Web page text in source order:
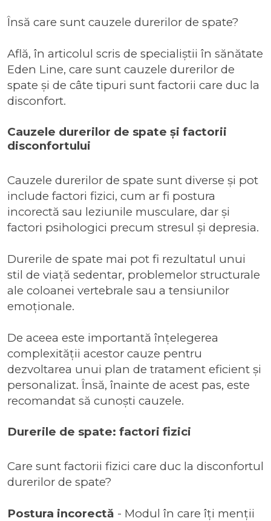
Însă care sunt cauzele durerilor de spate?
Află, în articolul scris de specialiștii în sănătate
Eden Line, care sunt cauzele durerilor de
spate și de câte tipuri sunt factorii care duc la
disconfort.
Cauzele durerilor de spate și factorii
disconfortului
Cauzele durerilor de spate sunt diverse și pot
include factori fizici, cum ar fi postura
incorectă sau leziunile musculare, dar și
factori psihologici precum stresul și depresia.
Durerile de spate mai pot fi rezultatul unui
stil de viață sedentar, problemelor structurale
ale coloanei vertebrale sau a tensiunilor
emoționale.
De aceea este importantă înțelegerea
complexității acestor cauze pentru
dezvoltarea unui plan de tratament eficient și
personalizat. Însă, înainte de acest pas, este
recomandat să cunoști cauzele.
Durerile de spate: factori fizici
Care sunt factorii fizici care duc la disconfortul
durerilor de spate?
Postura incorectă - Modul în care îți menții